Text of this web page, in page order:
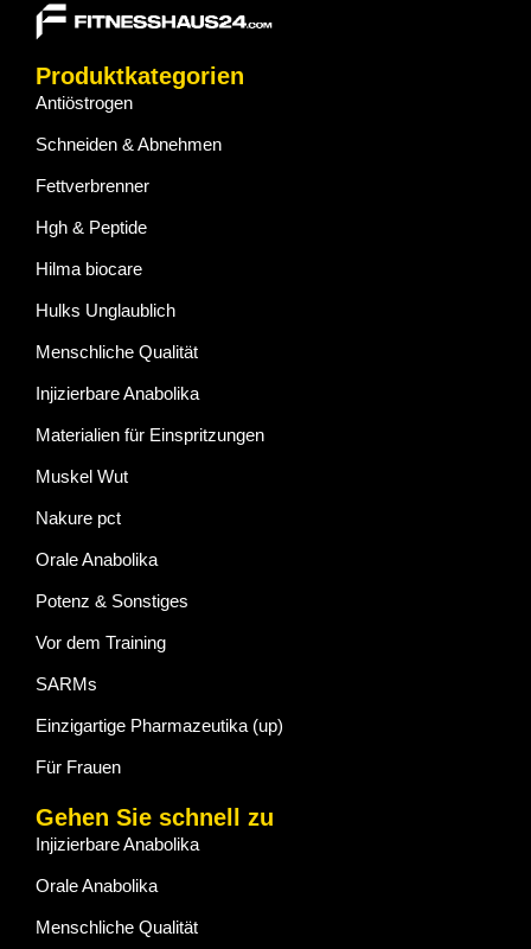
Produktkategorien
Antiöstrogen
Schneiden & Abnehmen
Fettverbrenner
Hgh & Peptide
Hilma biocare
Hulks Unglaublich
Menschliche Qualität
Injizierbare Anabolika
Materialien für Einspritzungen
Muskel Wut
Nakure pct
Orale Anabolika
Potenz & Sonstiges
Vor dem Training
SARMs
Einzigartige Pharmazeutika (up)
Für Frauen
Gehen Sie schnell zu
Injizierbare Anabolika
Orale Anabolika
Menschliche Qualität